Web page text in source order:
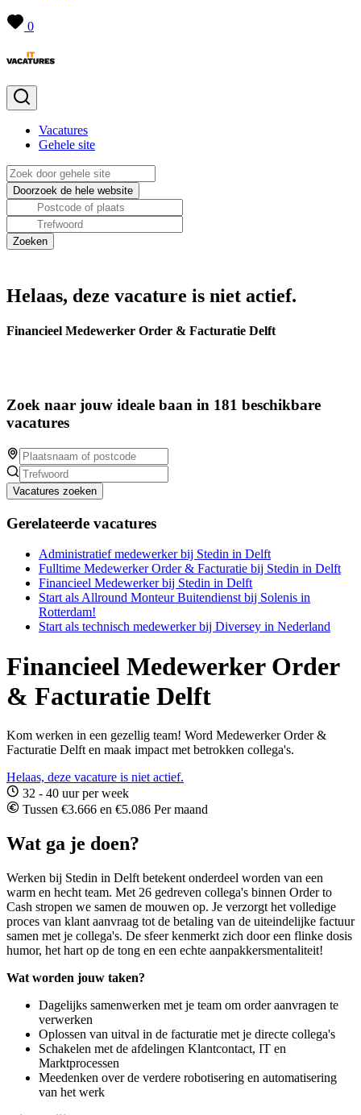
0
Vacatures
Gehele site
Helaas, deze vacature is niet actief.
Financieel Medewerker Order & Facturatie Delft
Zoek naar jouw ideale baan in 181 beschikbare
vacatures
Vacatures zoeken
Gerelateerde vacatures
Administratief medewerker bij Stedin in Delft
Fulltime Medewerker Order & Facturatie bij Stedin in Delft
Financieel Medewerker bij Stedin in Delft
Start als Allround Monteur Buitendienst bij Solenis in
Rotterdam!
Start als technisch medewerker bij Diversey in Nederland
Financieel Medewerker Order
& Facturatie Delft
Kom werken in een gezellig team! Word Medewerker Order &
Facturatie Delft en maak impact met betrokken collega's.
Helaas, deze vacature is niet actief.
32 - 40 uur per week
Tussen €3.666 en €5.086 Per maand
Wat ga je doen?
Werken bij Stedin in Delft betekent onderdeel worden van een
warm en hecht team. Met 26 gedreven collega's binnen Order to
Cash stropen we samen de mouwen op. Je verzorgt het volledige
proces van klant aanvraag tot de betaling van de uiteindelijke factuur
samen met je collega's. De sfeer kenmerkt zich door een flinke dosis
humor, het hart op de tong en een echte aanpakkersmentaliteit!
Wat worden jouw taken?
Dagelijks samenwerken met je team om order aanvragen te
verwerken
Oplossen van uitval in de facturatie met je directe collega's
Schakelen met de afdelingen Klantcontact, IT en
Marktprocessen
Meedenken over de verdere robotisering en automatisering
van het werk